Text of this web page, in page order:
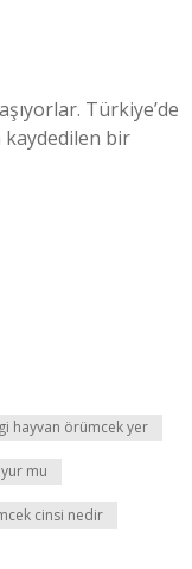
Türkiye’de
kaydedilen bir
hayvan örümcek yer
mu
cinsi nedir